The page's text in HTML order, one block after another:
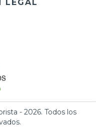
LEGAL
- 2026. Todos los